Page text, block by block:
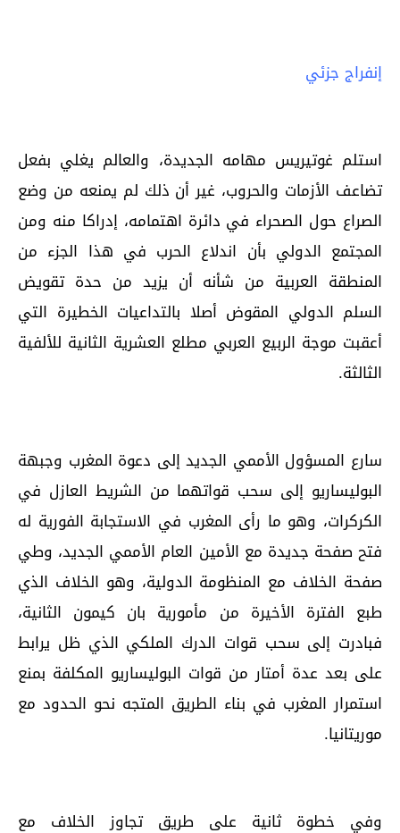
إنفراج جزئي
استلم غوتيريس مهامه الجديدة، والعالم يغلي بفعل
تضاعف الأزمات والحروب، غير أن ذلك لم يمنعه من وضع
الصراع حول الصحراء في دائرة اهتمامه، إدراكا منه ومن
المجتمع الدولي بأن اندلاع الحرب في هذا الجزء من
المنطقة العربية من شأنه أن يزيد من حدة تقويض
السلم الدولي المقوض أصلا بالتداعيات الخطيرة التي
أعقبت موجة الربيع العربي مطلع العشرية الثانية للألفية
الثالثة.
سارع المسؤول الأممي الجديد إلى دعوة المغرب وجبهة
البوليساريو إلى سحب قواتهما من الشريط العازل في
الكركرات، وهو ما رأى المغرب في الاستجابة الفورية له
فتح صفحة جديدة مع الأمين العام الأممي الجديد، وطي
صفحة الخلاف مع المنظومة الدولية، وهو الخلاف الذي
طبع الفترة الأخيرة من مأمورية بان كيمون الثانية،
فبادرت إلى سحب قوات الدرك الملكي الذي ظل يرابط
على بعد عدة أمتار من قوات البوليساريو المكلفة بمنع
استمرار المغرب في بناء الطريق المتجه نحو الحدود مع
موريتانيا.
وفي خطوة ثانية على طريق تجاوز الخلاف مع